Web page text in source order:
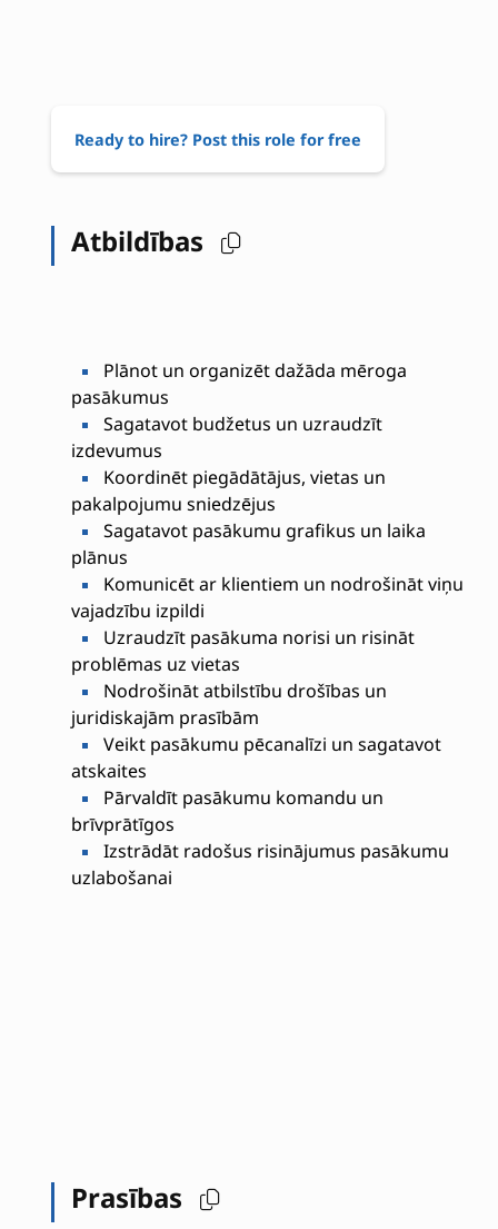
Ready to hire? Post this role for free
Atbildības
Plānot un organizēt dažāda mēroga
pasākumus
Sagatavot budžetus un uzraudzīt
izdevumus
Koordinēt piegādātājus, vietas un
pakalpojumu sniedzējus
Sagatavot pasākumu grafikus un laika
plānus
Komunicēt ar klientiem un nodrošināt viņu
vajadzību izpildi
Uzraudzīt pasākuma norisi un risināt
problēmas uz vietas
Nodrošināt atbilstību drošības un
juridiskajām prasībām
Veikt pasākumu pēcanalīzi un sagatavot
atskaites
Pārvaldīt pasākumu komandu un
brīvprātīgos
Izstrādāt radošus risinājumus pasākumu
uzlabošanai
Prasības